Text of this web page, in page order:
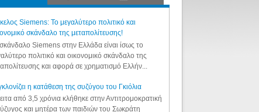
Siemens: Το μεγαλύτερο πολιτικό και
σκάνδαλο της μεταπολίτευσης!
Siemens στην Ελλάδα είναι ίσως το
πολιτικό και οικονομικό σκάνδαλο της
και αφορά σε χρηματισμό Ελλήν...
η κατάθεση της συζύγου του Γκιόλια
από 3,5 χρόνια κλήθηκε στην Αντιτρομοκρατική
και μητέρα των παιδιών του Σωκράτη